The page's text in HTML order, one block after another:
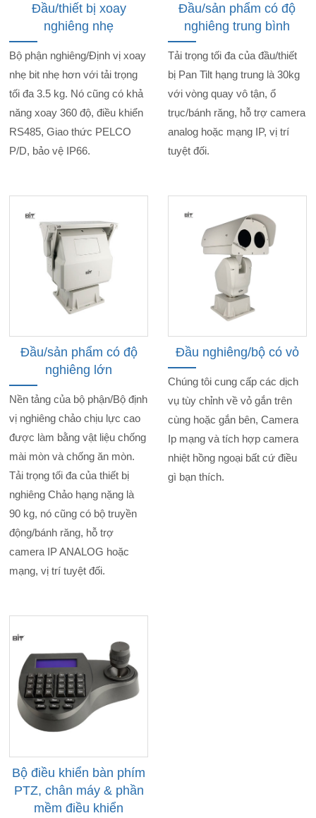
Đầu/thiết bị xoay
nghiêng nhẹ
Bộ phận nghiêng/Định vị xoay
nhẹ bit nhẹ hơn với tải trọng
tối đa 3.5 kg. Nó cũng có khả
năng xoay 360 độ, điều khiển
RS485, Giao thức PELCO
P/D, bảo vệ IP66.
Đầu/sản phẩm có độ
nghiêng trung bình
Tải trọng tối đa của đầu/thiết
bị Pan Tilt hạng trung là 30kg
với vòng quay vô tận, ổ
trục/bánh răng, hỗ trợ camera
analog hoặc mạng IP, vị trí
tuyệt đối.
Đầu/sản phẩm có độ
nghiêng lớn
Nền tảng của bộ phận/Bộ định
vị nghiêng chảo chịu lực cao
được làm bằng vật liệu chống
mài mòn và chống ăn mòn.
Tải trọng tối đa của thiết bị
nghiêng Chảo hạng nặng là
90 kg, nó cũng có bộ truyền
động/bánh răng, hỗ trợ
camera IP ANALOG hoặc
mạng, vị trí tuyệt đối.
Đầu nghiêng/bộ có vỏ
Chúng tôi cung cấp các dịch
vụ tùy chỉnh về vỏ gắn trên
cùng hoặc gắn bên, Camera
Ip mạng và tích hợp camera
nhiệt hồng ngoại bất cứ điều
gì bạn thích.
Bộ điều khiển bàn phím
PTZ, chân máy & phần
mềm điều khiển